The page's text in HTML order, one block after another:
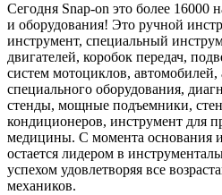
Сегодня Snap-on это более 16000
и оборудования! Это ручной
инструмент, специальный
двигателей, коробок передач,
систем мотоциклов, автомобилей,
специального оборудования,
стенды, мощные подъемники,
кондиционеров, инструмент для
медицины. С момента основания
остается лидером в
успехом удовлетворяя все
механиков.